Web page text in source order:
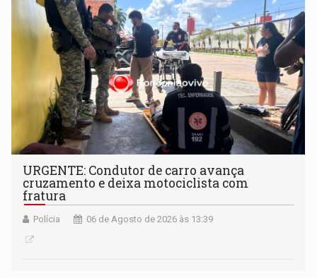
URGENTE: Condutor de carro avança
cruzamento e deixa motociclista com
fratura
Polícia 06 de Agosto de 2026 às 13:39